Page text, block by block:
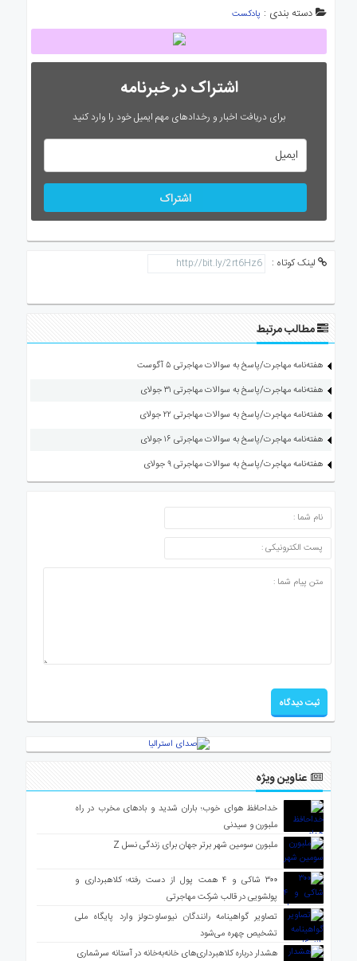
دسته بندی : پادکست
اشتراک در خبرنامه
برای دریافت اخبار و رخدادهای مهم ایمیل خود را وارد کنید
اشتراک
لینک کوتاه :
مطالب مرتبط
هفته‌نامه مهاجرت/پاسخ به سوالات مهاجرتی ۵ آگوست
هفته‌نامه مهاجرت/پاسخ به سوالات مهاجرتی ۳۱ جولای
هفته‌نامه مهاجرت/پاسخ به سوالات مهاجرتی ۲۲ جولای
هفته‌نامه مهاجرت/پاسخ به سوالات مهاجرتی ۱۶ جولای
هفته‌نامه مهاجرت/پاسخ به سوالات مهاجرتی ۹ جولای
ارسال دیدگاه
عناوین ویژه
خداحافظ هوای خوب؛ باران شدید و بادهای مخرب در راه
ملبورن و سیدنی
ملبورن سومین شهر برتر جهان برای زندگی نسل Z
۳۰۰ شاکی و ۴ همت پول از دست رفته؛ کلاهبرداری و
پولشویی در قالب شرکت مهاجرتی
تصاویر گواهینامه رانندگان نیوساوت‌ولز وارد پایگاه ملی
تشخیص چهره می‌شود
هشدار درباره کلاهبرداری‌های خانه‌به‌خانه در آستانه سرشماری